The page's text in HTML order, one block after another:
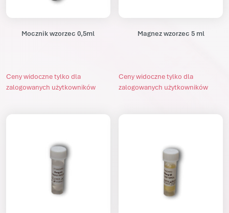
Mocznik wzorzec 0,5ml
Ceny widoczne tylko dla
zalogowanych użytkowników
Magnez wzorzec 5 ml
Ceny widoczne tylko dla
zalogowanych użytkowników